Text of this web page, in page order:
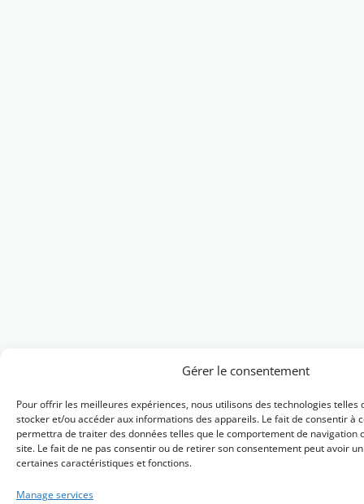
Gérer le consentement
Pour offrir les meilleures expériences, nous utilisons des technologies telles
stocker et/ou accéder aux informations des appareils. Le fait de consentir à
permettra de traiter des données telles que le comportement de navigation
site. Le fait de ne pas consentir ou de retirer son consentement peut avoir
certaines caractéristiques et fonctions.
Manage services